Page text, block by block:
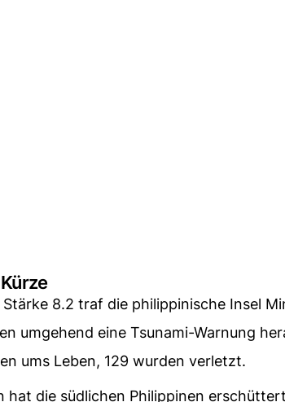
8.2 traf die philippinische Insel
umgehend eine Tsunami-Warnung
ums Leben, 129 wurden verletzt.
hat die südlichen Philippinen